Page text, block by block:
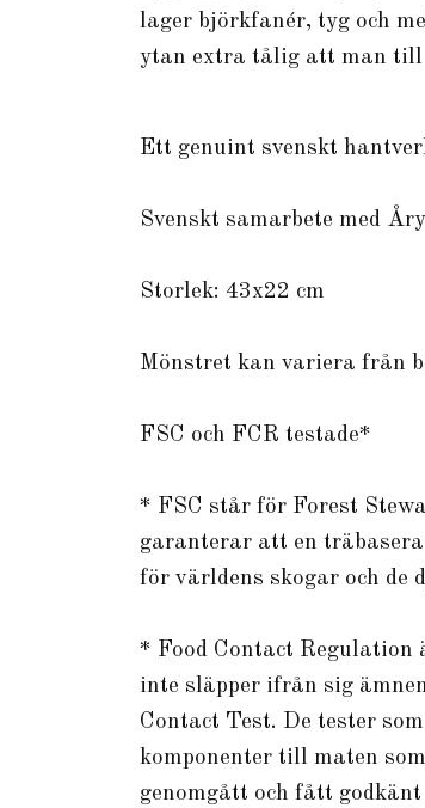
lager björkfanér, tyg och
ytan extra tålig att man till
Ett genuint svenskt
Svenskt samarbete med
Storlek: 43x22 cm
Mönstret kan variera från
FSC och FCR testade*
* FSC står för Forest
garanterar att en
för världens skogar och de
* Food Contact
inte släpper ifrån sig
Contact Test. De tester
komponenter till maten
genomgått och fått